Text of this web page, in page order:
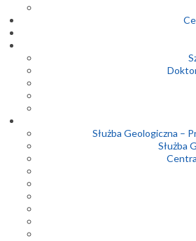
Służba Geologiczna –
Służba